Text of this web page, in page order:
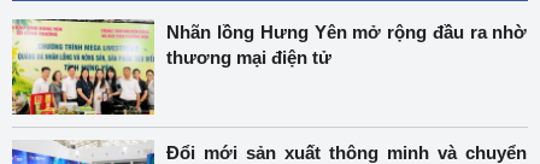
Nhãn lồng Hưng Yên mở rộng đầu ra nhờ
thương mại điện tử
Đổi mới sản xuất thông minh và chuyển